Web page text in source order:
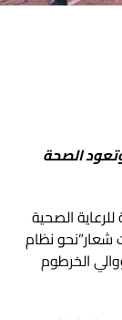
الصحة
الصحية
شعار”نحو نظام
الخرطوم